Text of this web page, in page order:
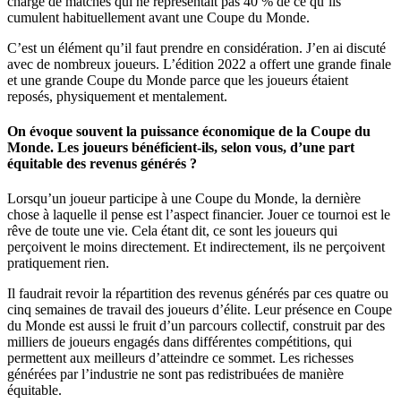
cumulent habituellement avant une Coupe du Monde.
C’est un élément qu’il faut prendre en considération. J’en ai discuté
avec de nombreux joueurs. L’édition 2022 a offert une grande finale
et une grande Coupe du Monde parce que les joueurs étaient
reposés, physiquement et mentalement.
On évoque souvent la puissance économique de la Coupe du
Monde. Les joueurs bénéficient-ils, selon vous, d’une part
équitable des revenus générés ?
Lorsqu’un joueur participe à une Coupe du Monde, la dernière
chose à laquelle il pense est l’aspect financier. Jouer ce tournoi est le
rêve de toute une vie. Cela étant dit, ce sont les joueurs qui
perçoivent le moins directement. Et indirectement, ils ne perçoivent
pratiquement rien.
Il faudrait revoir la répartition des revenus générés par ces quatre ou
cinq semaines de travail des joueurs d’élite. Leur présence en Coupe
du Monde est aussi le fruit d’un parcours collectif, construit par des
milliers de joueurs engagés dans différentes compétitions, qui
permettent aux meilleurs d’atteindre ce sommet. Les richesses
générées par l’industrie ne sont pas redistribuées de manière
équitable.